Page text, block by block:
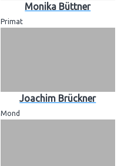
Monika Büttner
Primat
Joachim Brückner
Mond